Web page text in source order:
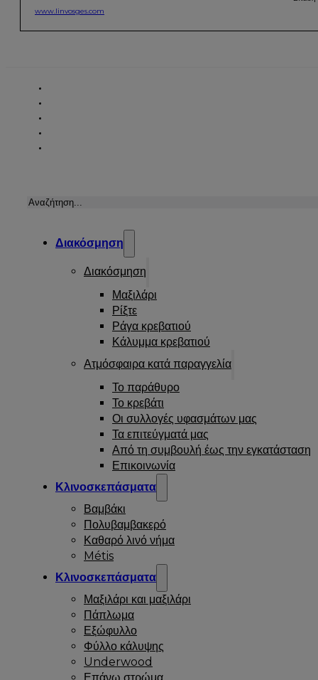
www.linvosges.com
Αναζήτηση
Διακόσμηση
Διακόσμηση
Μαξιλάρι
Ρίξτε
Ράγα κρεβατιού
Κάλυμμα κρεβατιού
Ατμόσφαιρα κατά παραγγελία
Το παράθυρο
Το κρεβάτι
Οι συλλογές υφασμάτων μας
Τα επιτεύγματά μας
Από τη συμβουλή έως την εγκατάσταση
Επικοινωνία
Κλινοσκεπάσματα
Βαμβάκι
Πολυβαμβακερό
Καθαρό λινό νήμα
Métis
Κλινοσκεπάσματα
Μαξιλάρι και μαξιλάρι
Πάπλωμα
Εξώφυλλο
Φύλλο κάλυψης
Underwood